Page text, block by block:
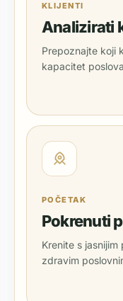
KLIJENTI
Analizirati
Prepoznajte koji
kapacitet
POČETAK
Pokrenuti
Krenite s jasnijim
zdravim